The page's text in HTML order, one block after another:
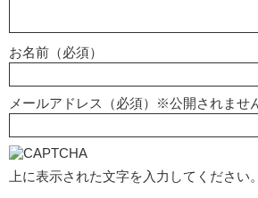
お名前（必須）
メールアドレス（必須）※公開されませ
上に表示された文字を入力してください。